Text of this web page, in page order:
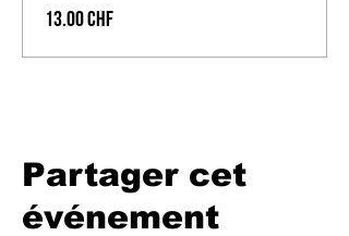
13.00 CHF
Partager cet
événement